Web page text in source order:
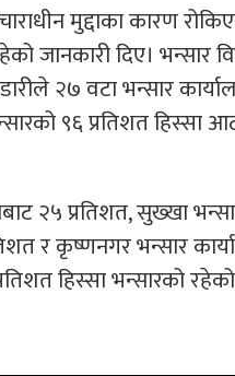
मुद्दाका कारण
जानकारी दिए। भन्सार
२७ वटा भन्सार
९६ प्रतिशत हिस्सा
२५ प्रतिशत, सुख्खा
र कृष्णनगर भन्सार
हिस्सा भन्सारको